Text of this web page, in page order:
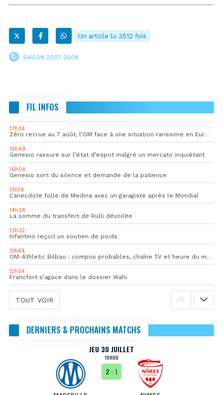
Un article lu 3512 fois
SAISON 2007-2008
FIL INFOS
17h34
Zéro recrue au 7 août, l’OM face à une situation rarissime en Europe
16h49
Genesio rassure sur l’état d’esprit malgré un mercato inquiétant
16h04
Genesio sort du silence et demande de la patience
15h19
L’anecdote folle de Medina avec un garagiste après le Mondial
14h34
La somme du transfert de Rulli dévoilée
13h32
Infantino reçoit un soutien de poids
12h44
OM-Athletic Bilbao : compos probables, chaîne TV et heure du match
12h04
Francfort s’agace dans le dossier Wahi
TOUT VOIR
DERNIERS & PROCHAINS MATCHS
JEU 30 JUILLET
18H00
2 - 1